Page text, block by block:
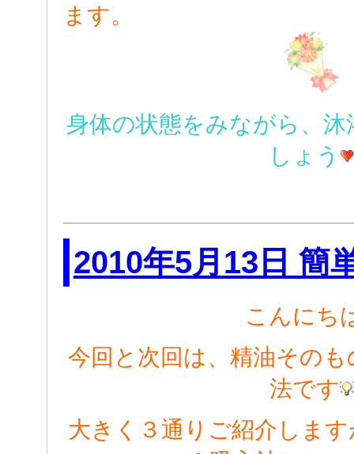
ます。
身体の状態をみながら、
しょう
2010年5月13日 簡
こんにち
今回と次回は、精油その
法です
大きく３通りご紹介しま